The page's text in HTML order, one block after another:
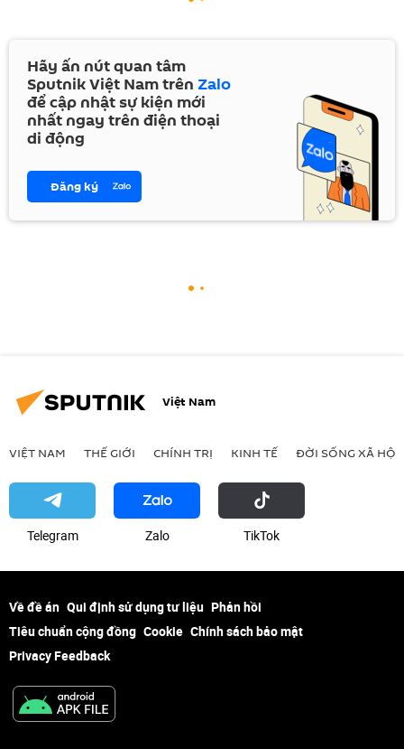
Hãy ấn nút quan tâm
Sputnik Việt Nam trên Zalo
để cập nhật sự kiện mới
nhất ngay trên điện thoại
di động
Đăng ký
Việt Nam
VIỆT NAM THẾ GIỚI CHÍNH TRỊ KINH TẾ ĐỜI SỐNG XÃ HỘI
Telegram Zalo ТikТоk
Về đề án Qui định sử dụng tư liệu Phản hồi
Tiêu chuẩn cộng đồng Cookie Chính sách bảo mật
Privacy Feedback